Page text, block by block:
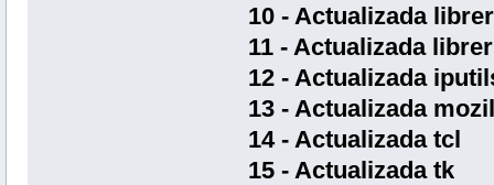
10 - Actualizada
11 - Actualizada
12 - Actualizada
13 - Actualizada
14 - Actualizada tcl
15 - Actualizada tk